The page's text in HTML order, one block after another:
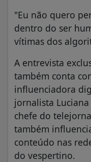
"Eu não quero
dentro do ser
vítimas dos
A entrevista
também conta
influenciadora
jornalista
chefe do
também
conteúdo nas
do vespertino.